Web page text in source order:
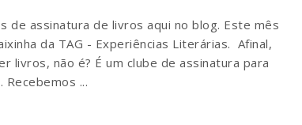
de assinatura de livros aqui no blog. Este mês
da TAG - Experiências Literárias. Afinal,
livros, não é? É um clube de assinatura para
...